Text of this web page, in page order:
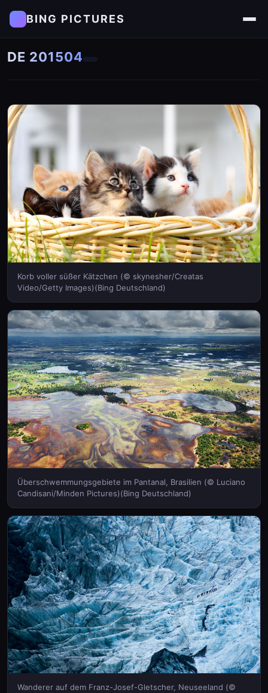
BING PICTURES
DE 201504
Korb voller süßer Kätzchen (© skynesher/Creatas
Video/Getty Images)(Bing Deutschland)
Überschwemmungsgebiete im Pantanal, Brasilien (© Luciano
Candisani/Minden Pictures)(Bing Deutschland)
Wanderer auf dem Franz-Josef-Gletscher, Neuseeland (©